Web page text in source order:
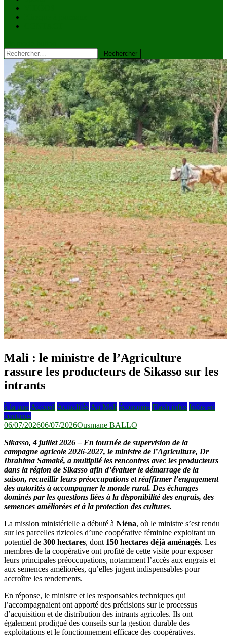
Rechercher :
Mali : le ministre de l’Agriculture
rassure les producteurs de Sikasso sur les
intrants
à la une Accueil Actualités Au Mali économie Flash infos Infos en
continus
06/07/202606/07/2026Ousmane BALLO
Sikasso, 4 juillet 2026 – En tournée de supervision de la
campagne agricole 2026-2027, le ministre de l’Agriculture, Dr
Ibrahima Samaké, a multiplié les rencontres avec les producteurs
dans la région de Sikasso afin d’évaluer le démarrage de la
saison, recueillir leurs préoccupations et réaffirmer l’engagement
des autorités à accompagner le monde rural. Des échanges
dominés par les questions liées à la disponibilité des engrais, des
semences améliorées et à la protection des cultures.
La mission ministérielle a débuté à Niéna, où le ministre s’est rendu
sur les parcelles rizicoles d’une coopérative féminine exploitant un
potentiel de 300 hectares, dont 150 hectares déjà aménagés. Les
membres de la coopérative ont profité de cette visite pour exposer
leurs principales préoccupations, notamment l’accès aux engrais et
aux semences améliorées, qu’elles jugent indispensables pour
accroître les rendements.
En réponse, le ministre et les responsables techniques qui
l’accompagnaient ont apporté des précisions sur le processus
d’acquisition et de distribution des intrants agricoles. Ils ont
également prodigué des conseils sur la gestion durable des
exploitations et le fonctionnement efficace des coopératives.